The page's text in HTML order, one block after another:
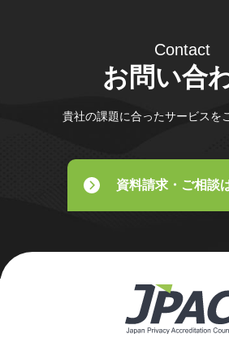
Contact
お問い合
貴社の課題に合ったサービスを
資料請求・ご相談